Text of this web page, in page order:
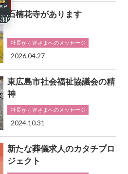
石楠花寺があります
社長から皆さまへのメッセージ
2026.04.27
東広島市社会福祉協議会の精
神
社長から皆さまへのメッセージ
2024.10.31
新たな葬儀求人のカタチプロ
ジェクト